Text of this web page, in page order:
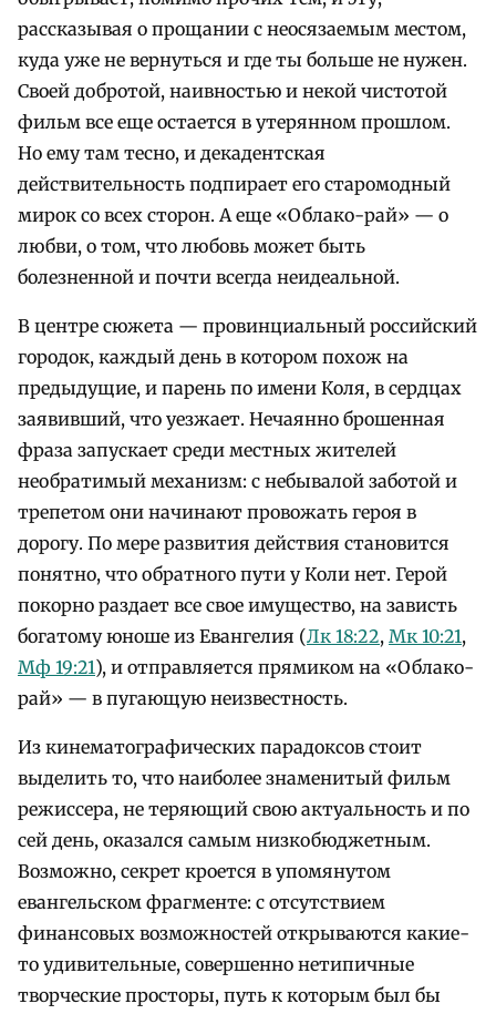
рассказывая о прощании с неосязаемым местом,
куда уже не вернуться и где ты больше не нужен.
Своей добротой, наивностью и некой чистотой
фильм все еще остается в утерянном прошлом.
Но ему там тесно, и декадентская
действительность подпирает его старомодный
мирок со всех сторон. А еще «Облако-рай» — о
любви, о том, что любовь может быть
болезненной и почти всегда неидеальной.
В центре сюжета — провинциальный российский
городок, каждый день в котором похож на
предыдущие, и парень по имени Коля, в сердцах
заявивший, что уезжает. Нечаянно брошенная
фраза запускает среди местных жителей
необратимый механизм: с небывалой заботой и
трепетом они начинают провожать героя в
дорогу. По мере развития действия становится
понятно, что обратного пути у Коли нет. Герой
покорно раздает все свое имущество, на зависть
богатому юноше из Евангелия (Лк 18:22, Мк 10:21,
Мф 19:21), и отправляется прямиком на «Облако-
рай» — в пугающую неизвестность.
Из кинематографических парадоксов стоит
выделить то, что наиболее знаменитый фильм
режиссера, не теряющий свою актуальность и по
сей день, оказался самым низкобюджетным.
Возможно, секрет кроется в упомянутом
евангельском фрагменте: с отсутствием
финансовых возможностей открываются какие-
то удивительные, совершенно нетипичные
творческие просторы, путь к которым был бы